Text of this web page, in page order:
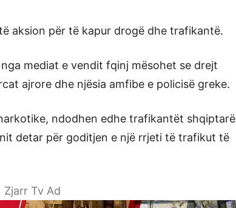
aksion për të kapur drogë dhe trafikantë.
mediat e vendit fqinj mësohet se drejt
ajrore dhe njësia amfibe e policisë greke.
ndodhen edhe trafikantët shqiptarë
detar për goditjen e një rrjeti të trafikut të
Zjarr Tv Ad